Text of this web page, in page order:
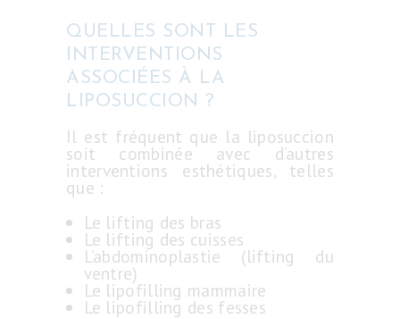
QUELLES SONT LES
INTERVENTIONS
ASSOCIÉES À LA
LIPOSUCCION ?
Il est fréquent que la liposuccion
soit combinée avec d’autres
interventions esthétiques, telles
que :
Le lifting des bras
Le lifting des cuisses
L’abdominoplastie (lifting du
ventre)
Le lipofilling mammaire
Le lipofilling des fesses